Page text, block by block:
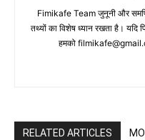
Fimikafe Team जुनूनी और
तथ्‍यों का विशेष ध्‍यान रखता है।
हमको
RELATED ARTICLES